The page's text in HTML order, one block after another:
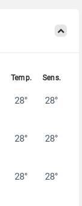
28° 28°
28° 28°
28° 28°